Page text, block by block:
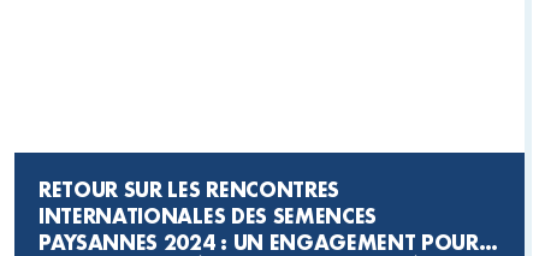
RETOUR SUR LES RENCONTRES
INTERNATIONALES DES SEMENCES
PAYSANNES 2024 : UN ENGAGEMENT POUR